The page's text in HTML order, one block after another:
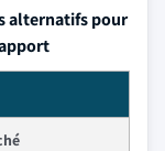
alternatifs pour